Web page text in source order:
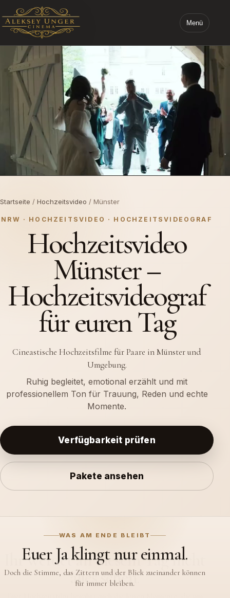
STARTSEITE ALEKSEY UNGER CINEMA Menü
Startseite / Hochzeitsvideo / Münster
NRW · HOCHZEITSVIDEO · HOCHZEITSVIDEOGRAF
Hochzeitsvideo
Münster –
Hochzeitsvideograf
für euren Tag
Cineastische Hochzeitsfilme für Paare in Münster und
Umgebung.
Ruhig begleitet, emotional erzählt und mit
professionellem Ton für Trauung, Reden und echte
Momente.
Verfügbarkeit prüfen
Pakete ansehen
WAS AM ENDE BLEIBT
Ihr werdet an diesem Tag nicht
alles sehen.